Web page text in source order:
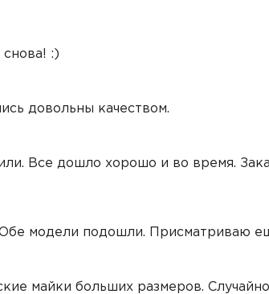
:)
довольны качеством.
Все дошло хорошо и во время.
модели подошли. Присматриваю
майки больших размеров. Случайно